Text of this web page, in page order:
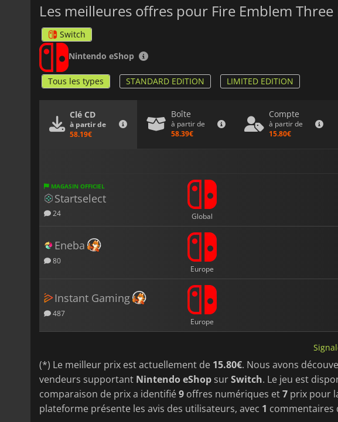
Les meilleures offres pour Fire Emblem Three
Switch
Nintendo eShop
Tous les types STANDARD EDITION LIMITED EDITION
Clé CD
à partir de
58.19€
Boîte
à partir de
58.39€
Compte
à partir de
15.80€
MAGASIN OFFICIEL
Startselect
24 Global
Eneba
80
Europe
Instant Gaming
487
Europe
(*) Le meilleur prix est actuellement de 15.80€. Nous avons
vendeurs supportant Nintendo eShop surSwitch. Le jeu est
comparaison de prix a identifié9 offres numériques et7 prix pour
plateforme présente les avis des utilisateurs, avec 1 commentaires